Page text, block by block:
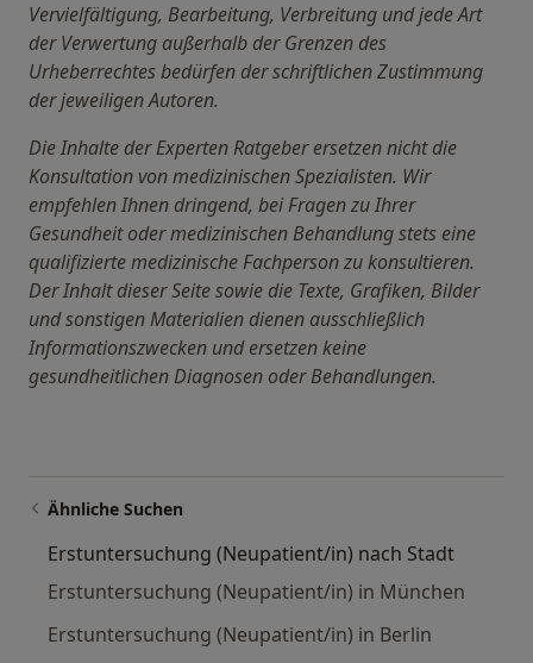
Vervielfältigung, Bearbeitung, Verbreitung und jede Art
der Verwertung außerhalb der Grenzen des
Urheberrechtes bedürfen der schriftlichen Zustimmung
der jeweiligen Autoren.
Die Inhalte der Experten Ratgeber ersetzen nicht die
Konsultation von medizinischen Spezialisten. Wir
empfehlen Ihnen dringend, bei Fragen zu Ihrer
Gesundheit oder medizinischen Behandlung stets eine
qualifizierte medizinische Fachperson zu konsultieren.
Der Inhalt dieser Seite sowie die Texte, Grafiken, Bilder
und sonstigen Materialien dienen ausschließlich
Informationszwecken und ersetzen keine
gesundheitlichen Diagnosen oder Behandlungen.
Ähnliche Suchen
Erstuntersuchung (Neupatient/in) nach Stadt
Erstuntersuchung (Neupatient/in) in München
Erstuntersuchung (Neupatient/in) in Berlin